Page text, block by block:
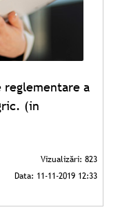
reglementare a
(in